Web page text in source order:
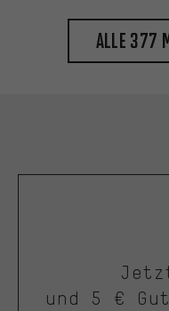
Alle 377
und 5 €